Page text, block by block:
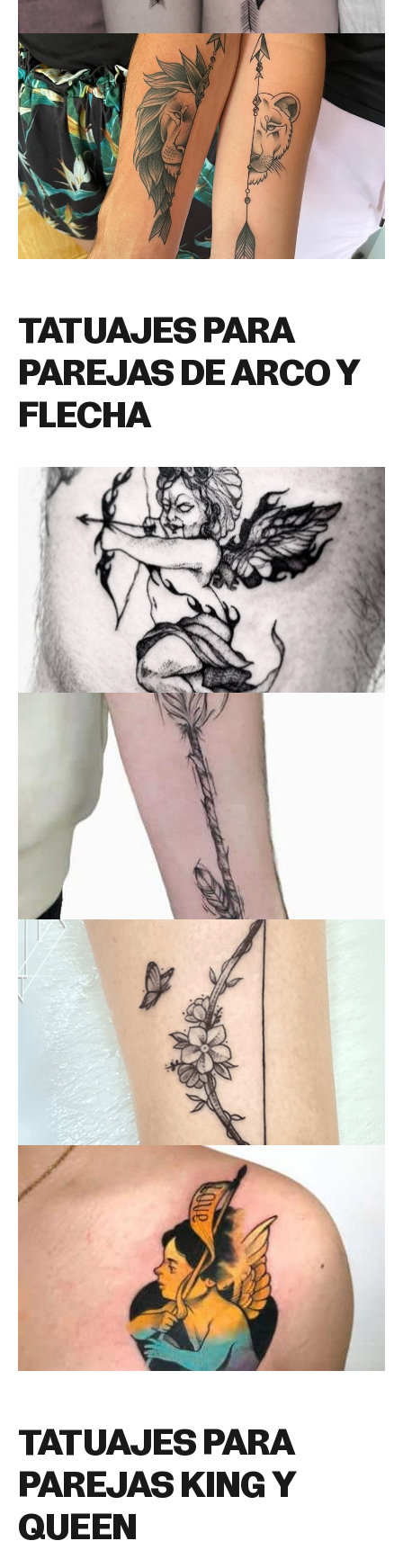
TATUAJES PARA
PAREJAS DE ARCO Y
FLECHA
TATUAJES PARA
PAREJAS KING Y
QUEEN